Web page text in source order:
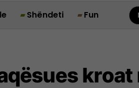
Shëndeti Fun
kroat